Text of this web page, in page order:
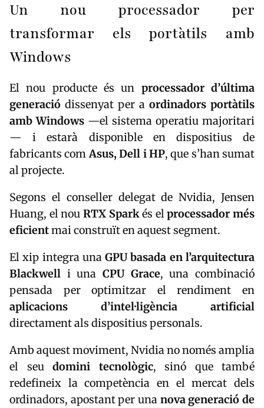
Un nou processador per
transformar els portàtils amb
Windows
El nou producte és un processador d’última
generació dissenyat per a ordinadors portàtils
amb Windows —el sistema operatiu majoritari
— i estarà disponible en dispositius de
fabricants com Asus, Dell i HP, que s’han sumat
al projecte.
Segons el conseller delegat de Nvidia, Jensen
Huang, el nou RTX Spark és elprocessador més
eficientmai construït en aquest segment.
El xip integra unaGPU basada en l’arquitectura
Blackwell i una CPU Grace, una combinació
pensada per optimitzar el rendiment en
aplicacions d’intel·ligència artificial
directament als dispositius personals.
Amb aquest moviment, Nvidia no només amplia
el seu domini tecnològic, sinó que també
redefineix la competència en el mercat dels
ordinadors, apostant per una nova generació de